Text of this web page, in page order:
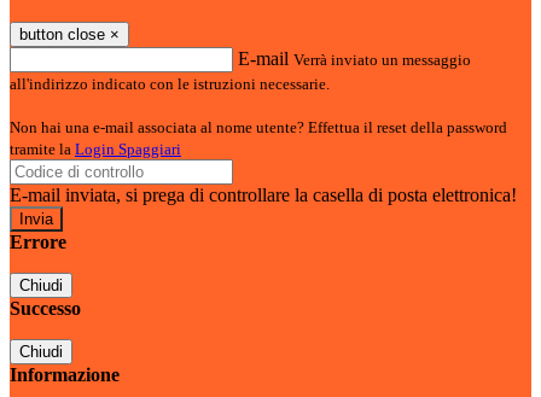
button close ×
E-mail Verrà inviato un messaggio
all'indirizzo indicato con le istruzioni necessarie.
Non hai una e-mail associata al nome utente? Effettua il reset della password
tramite la Login Spaggiari
E-mail inviata, si prega di controllare la casella di posta elettronica!
Errore
Chiudi
Successo
Chiudi
Informazione